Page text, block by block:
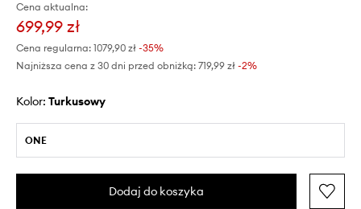
Cena aktualna:
699,99 zł
Cena regularna: 1079,90 zł -35%
Najniższa cena z 30 dni przed obniżką: 719,99 zł -2%
Kolor: turkusowy
ONE
Dodaj do koszyka